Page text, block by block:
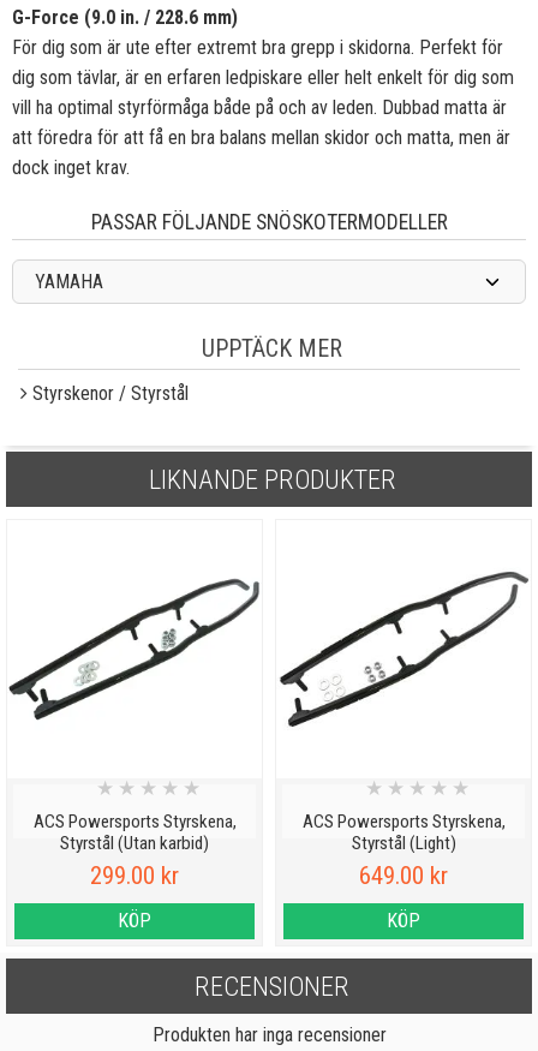
G-Force (9.0 in. / 228.6 mm)
För dig som är ute efter extremt bra grepp i skidorna. Perfekt för
dig som tävlar, är en erfaren ledpiskare eller helt enkelt för dig som
vill ha optimal styrförmåga både på och av leden. Dubbad matta är
att föredra för att få en bra balans mellan skidor och matta, men är
dock inget krav.
PASSAR FÖLJANDE SNÖSKOTERMODELLER
YAMAHA
UPPTÄCK MER
Styrskenor / Styrstål
LIKNANDE PRODUKTER
ACS Powersports Styrskena,
Styrstål (Utan karbid)
★ ★ ★ ★ ★
299.00 kr
KÖP
ACS Powersports Styrskena,
Styrstål (Light)
★ ★ ★ ★ ★
649.00 kr
KÖP
RECENSIONER
Produkten har inga recensioner